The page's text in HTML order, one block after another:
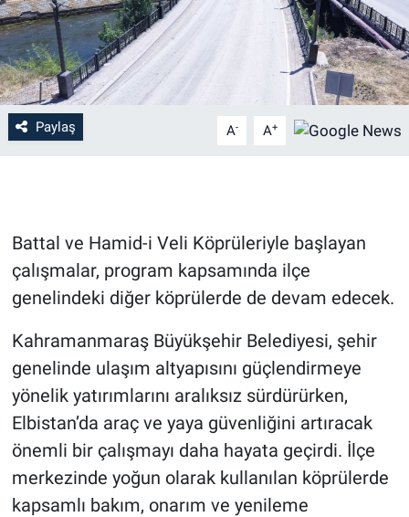
Paylaş A- A+
Battal ve Hamid-i Veli Köprüleriyle başlayan
çalışmalar, program kapsamında ilçe
genelindeki diğer köprülerde de devam edecek.
Kahramanmaraş Büyükşehir Belediyesi, şehir
genelinde ulaşım altyapısını güçlendirmeye
yönelik yatırımlarını aralıksız sürdürürken,
Elbistan’da araç ve yaya güvenliğini artıracak
önemli bir çalışmayı daha hayata geçirdi. İlçe
merkezinde yoğun olarak kullanılan köprülerde
kapsamlı bakım, onarım ve yenileme